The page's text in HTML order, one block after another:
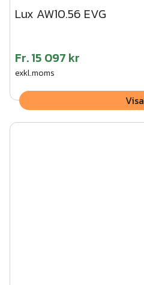
Lux AW10.56 EVG
Fr.15 097 kr
exkl.moms
Visa